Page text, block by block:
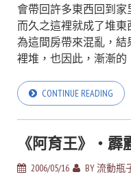
會帶回許多東西回到家
而久之這裡就成了堆
為這間房帶來混亂，
裡堆，也因此，漸漸的
CONTINUE READING
《阿育王》‧霹
2006/05/16 BY流動瓶